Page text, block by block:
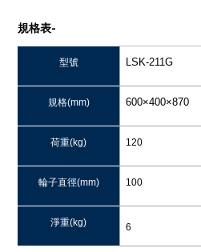
規格表-
型號 LSK-211G
規格(mm) 600×400×870
荷重(kg) 120
輪子直徑(mm) 100
淨重(kg) 6